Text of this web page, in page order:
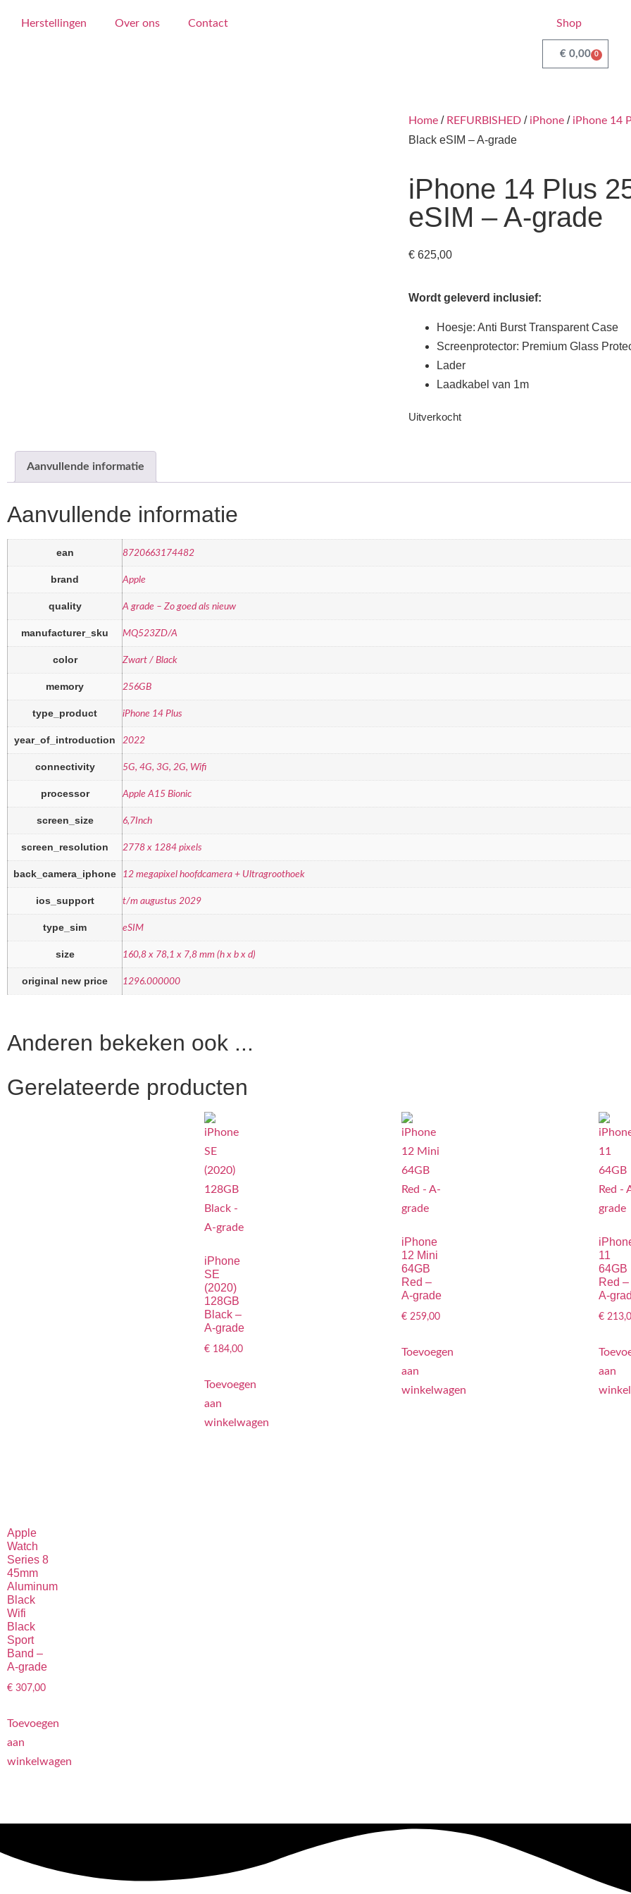
Herstellingen Over ons Contact Shop
€0,00 0
Home / REFURBISHED / iPhone / iPhone 14
Black eSIM – A-grade
iPhone 14 Plus
eSIM – A-grade
€ 625,00
Wordt geleverd inclusief:
Hoesje: Anti Burst Transparent Case
Screenprotector: Premium Glass
Lader
Laadkabel van 1m
Uitverkocht
Aanvullende informatie
Aanvullende informatie
ean 8720663174482
brand Apple
quality A grade – Zo goed als nieuw
manufacturer_sku MQ523ZD/A
color Zwart / Black
memory 256GB
type_product iPhone 14 Plus
year_of_introduction 2022
connectivity 5G, 4G, 3G, 2G, Wifi
processor Apple A15 Bionic
screen_size 6,7Inch
screen_resolution 2778 x 1284 pixels
back_camera_iphone 12 megapixel hoofdcamera + Ultragroothoek
ios_support t/m augustus 2029
type_sim eSIM
size 160,8 x 78,1 x 7,8 mm (h x b x d)
original new price 1296.000000
Anderen bekeken ook ...
Gerelateerde producten
iPhone
SE
(2020)
128GB
Black –
A-grade
€ 184,00
Toevoegen
aan
winkelwagen
iPhone
12 Mini
64GB
Red –
A-grade
€ 259,00
Toevoegen
aan
winkelwagen
11
64GB
Red –
A-
€
aan
Apple
Watch
Series 8
45mm
Aluminum
Black
Wifi
Black
Sport
Band –
A-grade
€ 307,00
Toevoegen
aan
winkelwagen